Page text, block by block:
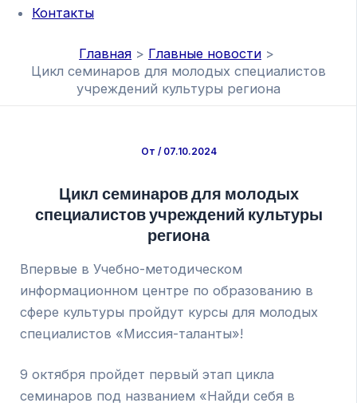
Контакты
Главная
Главные новости
Цикл семинаров для молодых специалистов
учреждений культуры региона
От / 07.10.2024
Цикл семинаров для молодых
специалистов учреждений культуры
региона
Впервые в Учебно-методическом
информационном центре по образованию в
сфере культуры пройдут курсы для молодых
специалистов «Миссия-таланты»!
9 октября пройдет первый этап цикла
семинаров под названием «Найди себя в